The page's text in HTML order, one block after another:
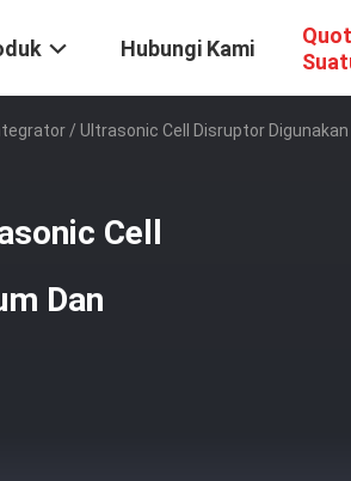
Hubungi Kami
/ Ultrasonic Cell Disruptor
Cell
Dan